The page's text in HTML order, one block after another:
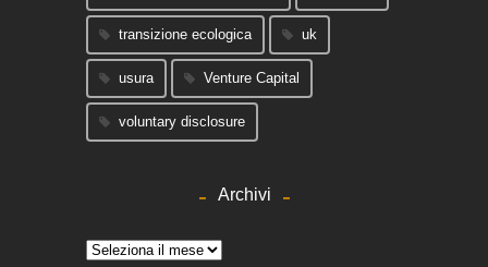
transizione ecologica uk
usura Venture Capital
voluntary disclosure
Archivi
Archivi